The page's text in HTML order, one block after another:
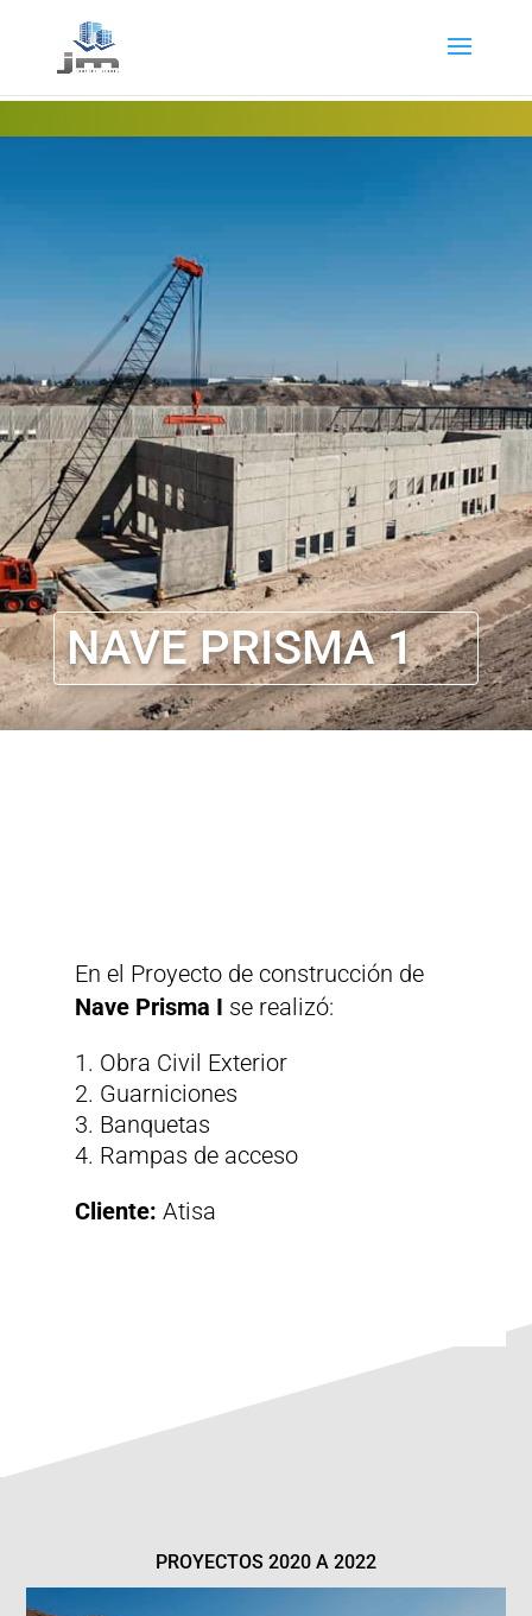
NAVE PRISMA 1
En el Proyecto de construcción de
Nave Prisma I se realizó:
Obra Civil Exterior
Guarniciones
Banquetas
Rampas de acceso
Cliente: Atisa
PROYECTOS 2020 A 2022